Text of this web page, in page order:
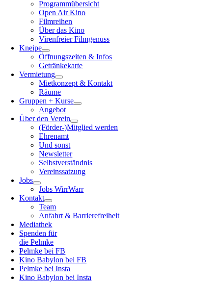
Programmübersicht
Open Air Kino
Filmreihen
Über das Kino
Virenfreier Filmgenuss
Kneipe
Öffnungszeiten & Infos
Getränkekarte
Vermietung
Mietkonzept & Kontakt
Räume
Gruppen + Kurse
Angebot
Über den Verein
(Förder-)Mitglied werden
Ehrenamt
Und sonst
Newsletter
Selbstverständnis
Vereinssatzung
Jobs
Jobs WirrWarr
Kontakt
Team
Anfahrt & Barrierefreiheit
Mediathek
Spenden für
die Pelmke
Pelmke bei FB
Kino Babylon bei FB
Pelmke bei Insta
Kino Babylon bei Insta